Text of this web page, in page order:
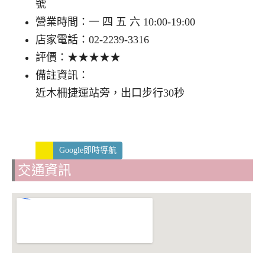
號
營業時間：一 四 五 六 10:00-19:00
店家電話：02-2239-3316
評價：★★★★★
備註資訊：
近木柵捷運站旁，出口步行30秒
Google即時導航
交通資訊